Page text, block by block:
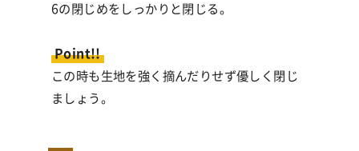
6の閉じめをしっかりと閉じる。
Point!!
この時も生地を強く摘んだりせず優しく閉じ
ましょう。